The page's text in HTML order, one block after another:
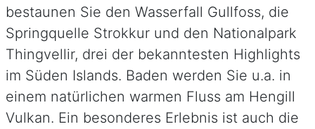
bestaunen Sie den Wasserfall Gullfoss, die
Springquelle Strokkur und den Nationalpark
Thingvellir, drei der bekanntesten Highlights
im Süden Islands. Baden werden Sie u.a. in
einem natürlichen warmen Fluss am Hengill
Vulkan. Ein besonderes Erlebnis ist auch die